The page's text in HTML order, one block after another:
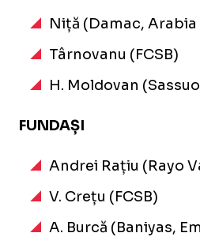
Niță (Damac, Arabia
Târnovanu (FCSB)
H. Moldovan
FUNDAȘI
Andrei Rațiu (Rayo
V. Crețu (FCSB)
A. Burcă (Baniyas,